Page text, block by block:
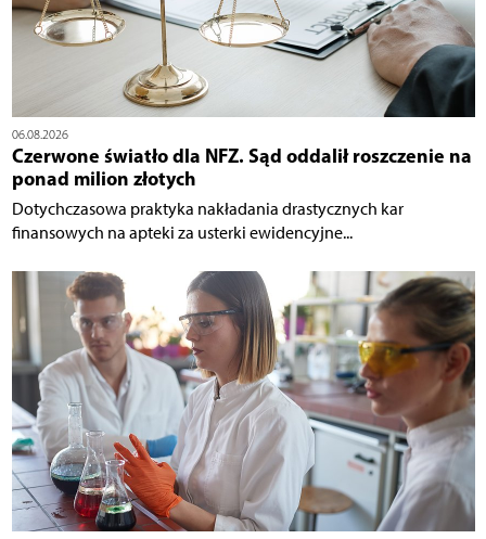
06.08.2026
Czerwone światło dla NFZ. Sąd oddalił roszczenie na
ponad milion złotych
Dotychczasowa praktyka nakładania drastycznych kar
finansowych na apteki za usterki ewidencyjne...